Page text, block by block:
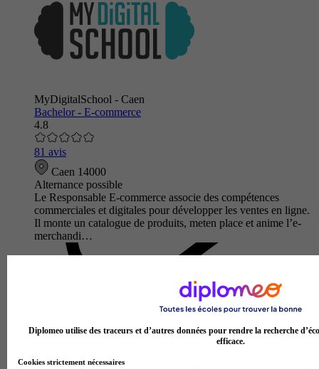
MyDigitalSchool - Caen
Bachelor - E-commerce
4.8
81 avis
Caen 14000
Alternance possible
Le Responsable E-commerce associe des compétences
commerciales et digitales pour développer les ventes en ligne.
Il monte un catalogue de produits, meten place et anime l’e-
merchandi…
Diplomeo utilise des traceurs et d’autres données pour rendre la recherche
efficace.
Cookies strictement nécessaires